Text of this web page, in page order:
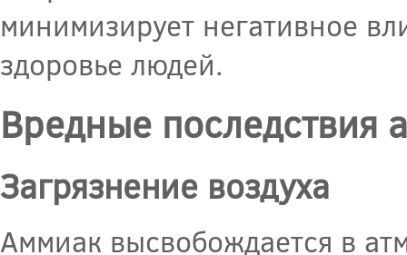
минимизирует негативное
здоровье людей.
Вредные
Загрязнение воздуха
Аммиак высвобождается в